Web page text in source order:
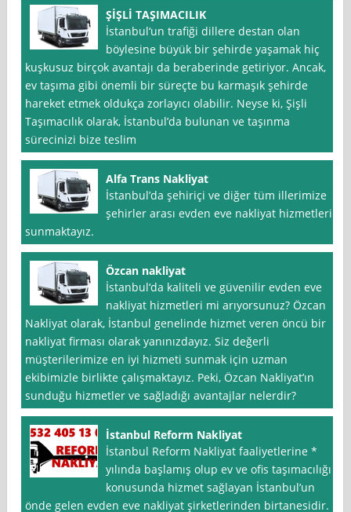
ŞİŞLİ TAŞIMACILIK
İstanbul‘un trafiği dillere destan olan
böylesine büyük bir şehirde yaşamak hiç
kuşkusuz birçok avantajı da beraberinde getiriyor. Ancak,
ev taşıma gibi önemli bir süreçte bu karmaşık şehirde
hareket etmek oldukça zorlayıcı olabilir. Neyse ki, Şişli
Taşımacılık olarak, İstanbul’da bulunan ve taşınma
sürecinizi bize teslim
Alfa Trans Nakliyat
İstanbul’da şehiriçi ve diğer tüm illerimize
şehirler arası evden eve nakliyat hizmetleri
sunmaktayız.
Özcan nakliyat
İstanbul‘da kaliteli ve güvenilir evden eve
nakliyat hizmetleri mi arıyorsunuz? Özcan
Nakliyat olarak, İstanbul genelinde hizmet veren öncü bir
nakliyat firması olarak yanınızdayız. Siz değerli
müşterilerimize en iyi hizmeti sunmak için uzman
ekibimizle birlikte çalışmaktayız. Peki, Özcan Nakliyat’ın
sunduğu hizmetler ve sağladığı avantajlar nelerdir?
İstanbul Reform Nakliyat
İstanbul Reform Nakliyat faaliyetlerine *
yılında başlamış olup ev ve ofis taşımacılığı
konusunda hizmet sağlayan İstanbul’un
önde gelen evden eve nakliyat şirketlerinden birtanesidir.